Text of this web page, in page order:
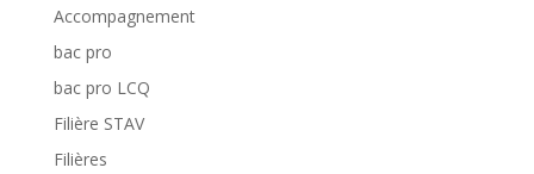
Accompagnement
bac pro
bac pro LCQ
Filière STAV
Filières